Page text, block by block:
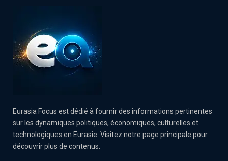
Eurasia Focus est dédié à fournir des informations pertinentes
sur les dynamiques politiques, économiques, culturelles et
technologiques en Eurasie. Visitez notre page principale pour
découvrir plus de contenus.